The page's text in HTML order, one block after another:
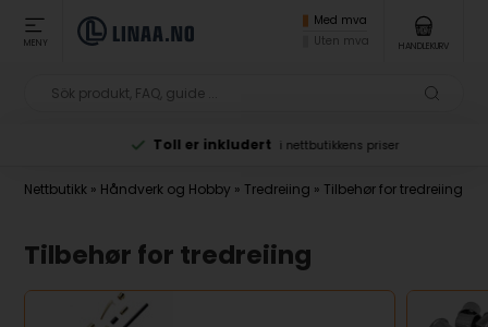
MENY
Med mva
Uten mva
HANDLEKURV
Toll er inkludert i nettbutikkens priser
Nettbutikk » Håndverk og Hobby » Tredreiing » Tilbehør for tredreiing
Tilbehør for tredreiing